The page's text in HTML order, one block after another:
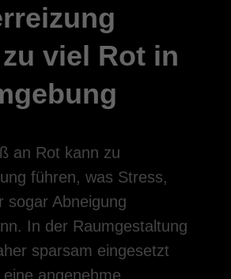
viel Rot in
an Rot kann zu
führen, was Stress,
sogar Abneigung
In der Raumgestaltung
sparsam eingesetzt
angenehme